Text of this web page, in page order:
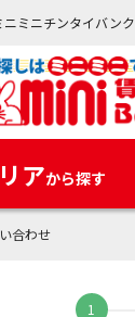
ミニチンタイバンク
アから探す
合わせ